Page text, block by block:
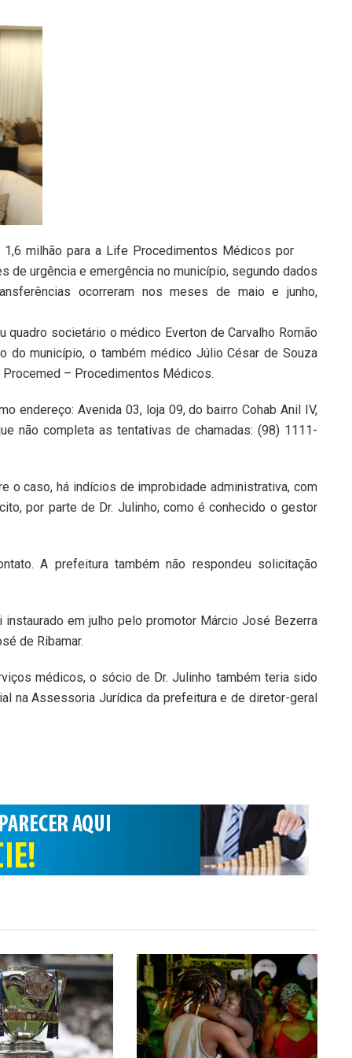
milhão para a Life Procedimentos Médicos por
urgência e emergência no município, segundo dados
ocorreram nos meses de maio e junho,
quadro societário o médico Everton de Carvalho Romão
município, o também médico Júlio César de Souza
– Procedimentos Médicos.
endereço: Avenida 03, loja 09, do bairro Cohab Anil IV,
não completa as tentativas de chamadas: (98) 1111-
o caso, há indícios de improbidade administrativa, com
por parte de Dr. Julinho, como é conhecido o gestor
A prefeitura também não respondeu solicitação
em julho pelo promotor Márcio José Bezerra
de Ribamar.
médicos, o sócio de Dr. Julinho também teria sido
na Assessoria Jurídica da prefeitura e de diretor-geral